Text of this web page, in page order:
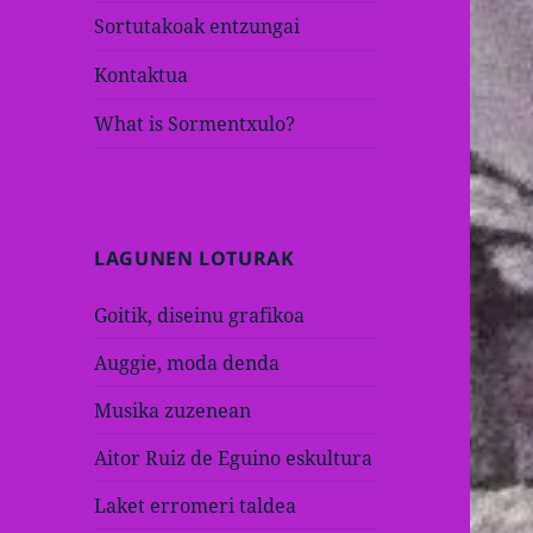
Sortutakoak entzungai
Kontaktua
What is Sormentxulo?
LAGUNEN LOTURAK
Goitik, diseinu grafikoa
Auggie, moda denda
Musika zuzenean
Aitor Ruiz de Eguino eskultura
Laket erromeri taldea